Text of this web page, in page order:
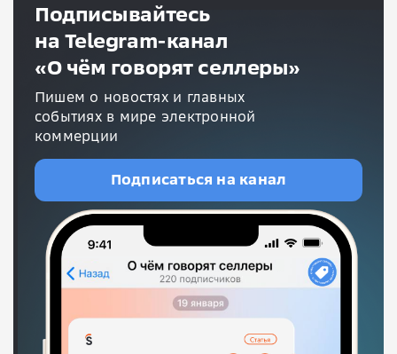
Подписывайтесь
на Telegram-канал
«О чём говорят селлеры»
Пишем о новостях и главных
событиях в мире электронной
коммерции
Подписаться на канал